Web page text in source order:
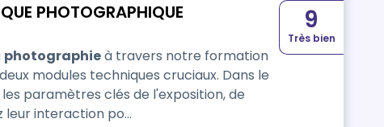
PHOTOGRAPHIQUE
photographieà travers notre formation
modules techniques cruciaux. Dans le
paramètres clés de l'exposition, de
leur interaction po…
9
Très bien